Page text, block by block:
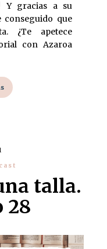
Y gracias a su
conseguido que
¿Te apetece
con Azaroa
talla.
28